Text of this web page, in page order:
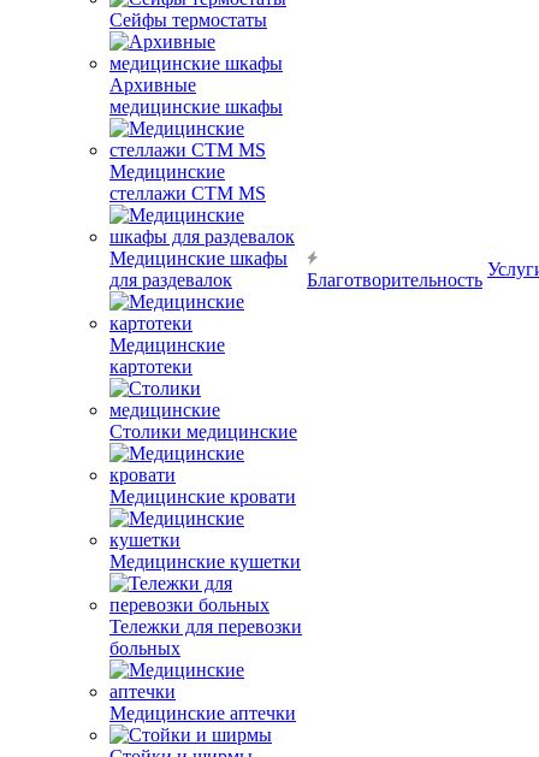
Сейфы термостаты
Архивные
медицинские шкафы
Медицинские
стеллажи CTM MS
Медицинские шкафы
для раздевалок
Медицинские
картотеки
Столики медицинские
Медицинские кровати
Медицинские кушетки
Тележки для перевозки
больных
Медицинские аптечки
Благотворительность